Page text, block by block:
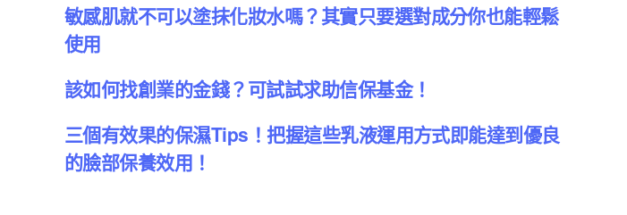
敏感肌就不可以塗抹化妝水嗎？其實只要選對成分你也能輕鬆
使用
該如何找創業的金錢？可試試求助信保基金！
三個有效果的保濕Tips！把握這些乳液運用方式即能達到優良
的臉部保養效用！